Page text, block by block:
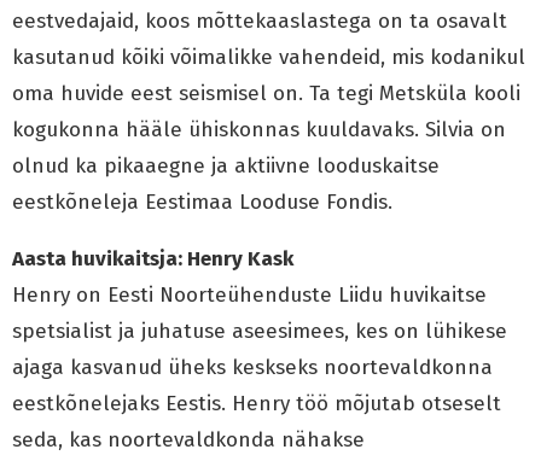
eestvedajaid, koos mõttekaaslastega on ta osavalt
kasutanud kõiki võimalikke vahendeid, mis kodanikul
oma huvide eest seismisel on. Ta tegi Metsküla kooli
kogukonna hääle ühiskonnas kuuldavaks. Silvia on
olnud ka pikaaegne ja aktiivne looduskaitse
eestkõneleja Eestimaa Looduse Fondis.
Aasta huvikaitsja: Henry Kask
Henry on Eesti Noorteühenduste Liidu huvikaitse
spetsialist ja juhatuse aseesimees, kes on lühikese
ajaga kasvanud üheks keskseks noortevaldkonna
eestkõnelejaks Eestis. Henry töö mõjutab otseselt
seda, kas noortevaldkonda nähakse